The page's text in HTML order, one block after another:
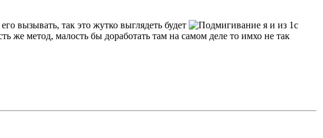
вызывать, так это жутко выглядеть будет
я и из 1с
же метод, малость бы доработать там на самом деле то имхо не так